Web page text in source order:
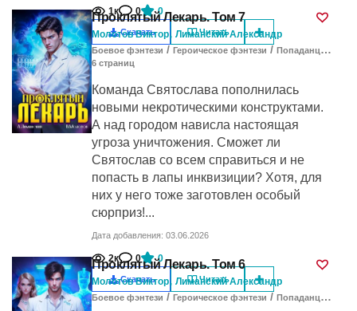
1к 0 0
Скачать Читать
Проклятый Лекарь. Том 7
Молотов Виктор, Лиманский Александр
Боевое фэнтези / Героическое фэнтези / Попаданцы в другие миры
6 cтраниц
Команда Святослава пополнилась
новыми некротическими конструктами.
А над городом нависла настоящая
угроза уничтожения. Сможет ли
Святослав со всем справиться и не
попасть в лапы инквизиции? Хотя, для
них у него тоже заготовлен особый
сюрприз!...
Дата добавления: 03.06.2026
2к 0 0
Скачать Читать
Проклятый Лекарь. Том 6
Молотов Виктор, Лиманский Александр
Боевое фэнтези / Героическое фэнтези / Попаданцы в другие миры